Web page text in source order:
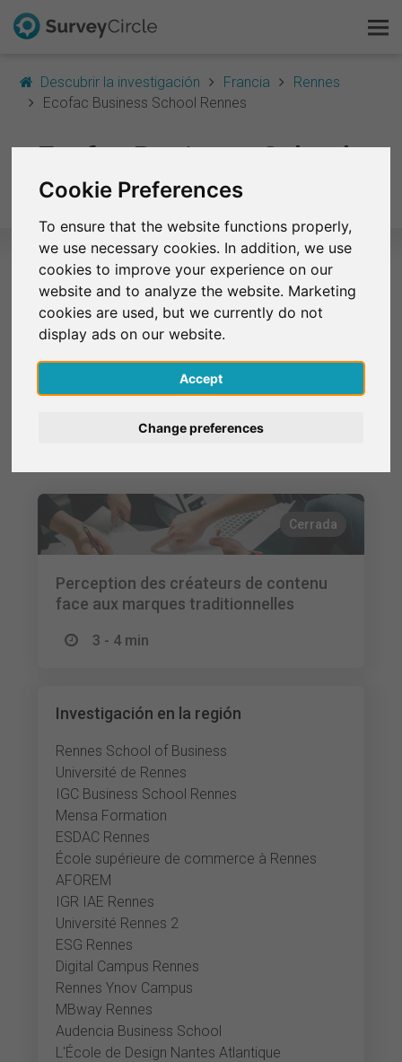
Cookie Preferences
To ensure that the website functions properly,
we use necessary cookies. In addition, we use
cookies to improve your experience on our
website and to analyze the website. Marketing
cookies are used, but we currently do not
display ads on our website.
Accept
Change preferences
Descubrir la investigación Francia
Rennes
Ecofac Business School Rennes
Ecofac Business School
Rennes
Estudios seleccionados – Ecofac
Business School Rennes
Business School Rennes en SurveyCircle.
Estudios seleccionados ya
Cerrada
Perception des créateurs de contenu
face aux marques traditionnelles
3 - 4 min
Investigación en la región
Rennes School of Business
Université de Rennes
IGC Business School Rennes
Mensa Formation
ESDAC Rennes
École supérieure de commerce à Rennes
AFOREM
IGR IAE Rennes
Université Rennes 2
ESG Rennes
Digital Campus Rennes
Rennes Ynov Campus
MBway Rennes
Audencia Business School
L'École de Design Nantes Atlantique
FAQ
Regístrate gratis
Iniciar sesión
English
Deutsch
Nederlands
Français